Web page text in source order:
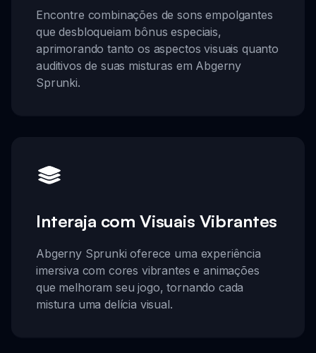
Encontre combinações de sons empolgantes
que desbloqueiam bônus especiais,
aprimorando tanto os aspectos visuais quanto
auditivos de suas misturas em Abgerny
Sprunki.
Interaja com Visuais Vibrantes
Abgerny Sprunki oferece uma experiência
imersiva com cores vibrantes e animações
que melhoram seu jogo, tornando cada
mistura uma delícia visual.